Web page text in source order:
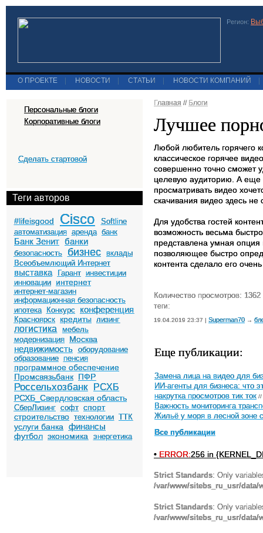
Регион:
О ПРОЕКТЕ НОВОСТИ СТАТЬИ НОВОСТИ КОМПАНИЙ
Персональные блоги
Корпоративные блоги
Сделать стартовой
Теги авторов
#lifeisgood Cisco
Softline
автоматизация аренда банк
Банк Зенит банки
безопасность бизнес
вклады
Всеобъемлющий Интернет
выставка Гарант инвестиции
инновации
интернет
интернет-магазин
информационная безопасность
ипотека
Конкурс конференция
Красноярск кредиты лизинг
логистика
мебель
модернизация
Москва
недвижимость оборудование
образование пенсия
программное обеспечение
Промсвязьбанк ПФР
Россельхозбанк РСХБ
РСХБ_Свердловская область
СберЛизинг софт спорт
строительство технологии ТТК
услуги банка финансы
футбол экономика энергетика
Главная // Блоги
Лучшее
Любой любитель горячего
классическое горячее
совершенно точно сможет
целевую аудиторию. А еще
просматривать видео
скачивания видео здесь не
Для удобства гостей
возможность весьма
представлена умная
позволяющее быстро
контента сделало его
Количество просмотров: 1362
теги:
19.04.2019 23:37 | Superman70 →
Еще публикации:
Замена лица на видео для
ИИ-агенты для бизнеса: что
накрутка просмотров тик ток //
Важность мониторинга
Жильё у моря в лесной зоне
Все публикации
• ERROR:256 in
Strict Standards: Only
/var/www/sitebs_ru_usr/
Strict Standards: Only
/var/www/sitebs_ru_usr/